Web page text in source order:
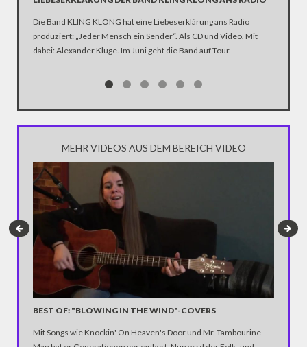
Die Band KLING KLONG hat eine Liebeserklärung ans Radio
produziert: „Jeder Mensch ein Sender“. Als CD und Video. Mit
dabei: Alexander Kluge. Im Juni geht die Band auf Tour.
MEHR VIDEOS AUS DEM BEREICH VIDEO
BEST OF: "BLOWING IN THE WIND"-COVERS
Mit Songs wie Knockin' On Heaven's Door und Mr. Tambourine